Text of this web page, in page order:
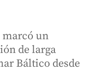
un
de larga
Báltico desde